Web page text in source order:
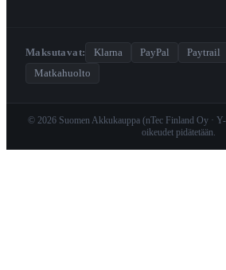
Maksutavat: Klarna PayPal Paytrail
Matkahuolto
© 2026 Suomen Akkukauppa (nTec Finland Oy ·
oikeudet pidätetään.